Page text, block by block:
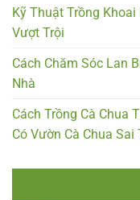
Kỹ Thuật Trồng
Vượt Trội
Cách Chăm Sóc Lan
Nhà
Cách Trồng Cà Chua
Có Vườn Cà Chua Sai